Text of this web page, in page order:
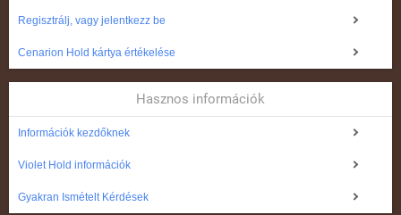
Regisztrálj, vagy jelentkezz be
Cenarion Hold kártya értékelése
Hasznos információk
Információk kezdőknek
Violet Hold információk
Gyakran Ismételt Kérdések